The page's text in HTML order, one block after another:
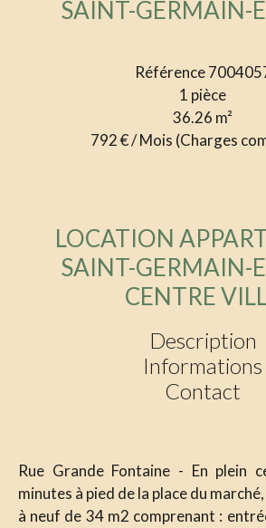
SAINT-GERMAIN-
Référence
1 pièce
36.26 m²
792 € / Mois (Charges
LOCATION
SAINT-GERMAIN-
CENTRE
Description
Informations
Contact
Rue Grande Fontaine - En plein
minutes à pied de la place du
à neuf de 34 m2 comprenant :